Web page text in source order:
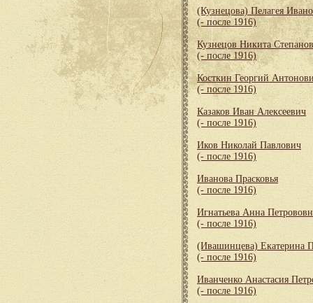
(Кузнецова) Пелагея
(- после 1916)
Кузнецов Никита
(- после 1916)
Косткин Георгий
(- после 1916)
Казаков Иван Алексеевич
(- после 1916)
Иков Николай Павлович
(- после 1916)
Иванова Прасковья
(- после 1916)
Игнатьева Анна
(- после 1916)
(Ивашинцева) Екатерина
(- после 1916)
Иванченко Анастасия
(- после 1916)